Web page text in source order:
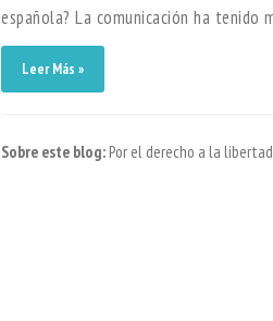
española? La comunicación ha tenido
Leer Más »
Sobre este blog:Por el derecho a la